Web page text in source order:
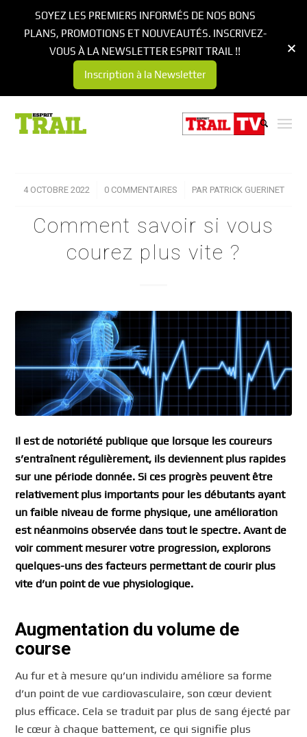
4 OCTOBRE 2022
/ 0 COMMENTAIRES
/ PAR PATRICK GUERINET
Comment savoir si vous
courez plus vite ?
Il est de notoriété publique que lorsque les coureurs
s’entraînent régulièrement, ils deviennent plus rapides
sur une période donnée. Si ces progrès peuvent être
relativement plus importants pour les débutants ayant
un faible niveau de forme physique, une amélioration
est néanmoins observée dans tout le spectre. Avant de
voir comment mesurer votre progression, explorons
quelques-uns des facteurs permettant de courir plus
vite d’un point de vue physiologique.
Augmentation du volume de
course
Au fur et à mesure qu’un individu améliore sa forme
d’un point de vue cardiovasculaire, son cœur devient
plus efficace. Cela se traduit par plus de sang éjecté par
le cœur à chaque battement, ce qui signifie plus
SOYEZ LES PREMIERS INFORMÉS DE NOS BONS
PLANS, PROMOTIONS ET NOUVEAUTÉS. INSCRIVEZ-
VOUS À LA NEWSLETTER ESPRIT TRAIL !!
Inscription à la Newsletter